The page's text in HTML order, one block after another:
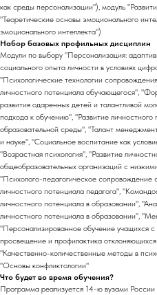
как среды персонализации"), модуль
"Теоретические основы эмоционального
эмоционального интеллекта")
Набор базовых профильных дисциплин
Модули по выбору "Персонализация:
социального опыта личности в условиях
"Психологические технологии
личностного потенциала обучающегося",
развития одаренных детей и талантливой
подхода к обучению", "Развитие личностного
образовательной среды", "Талант
и науке", "Социальное воспитание как
"Возрастная психология", "Развитие
общеобразовательных организаций с
"Психолого-педагогическое сопровождение
личностного потенциала педагога",
личностного потенциала в образовании",
личностного потенциала в образовании",
"Персонализированное обучение учащихся
просвещение и профилактика
"Качественно-количественные методы в
"Основы конфликтологии"
Что будет во время обучения?
Программа реализуется 14-ю вузами